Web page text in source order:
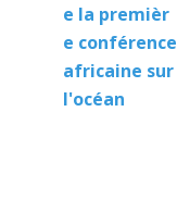
e la premièr
e conférence
africaine sur
l'océan